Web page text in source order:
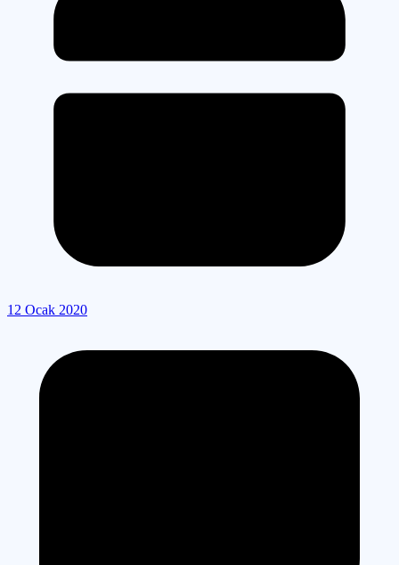
12 Ocak 2020